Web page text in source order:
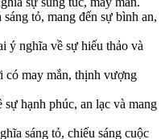
tỏ, mang đến sự bình an,
ý nghĩa về sự hiếu thảo và
có may mắn, thịnh vượng
hạnh phúc, an lạc và mang
sáng tỏ, chiếu sáng cuộc